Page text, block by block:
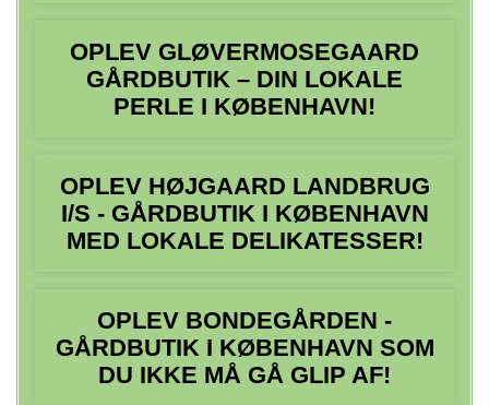
OPLEV GLØVERMOSEGAARD
GÅRDBUTIK – DIN LOKALE
PERLE I KØBENHAVN!
OPLEV HØJGAARD LANDBRUG
I/S - GÅRDBUTIK I KØBENHAVN
MED LOKALE DELIKATESSER!
OPLEV BONDEGÅRDEN -
GÅRDBUTIK I KØBENHAVN SOM
DU IKKE MÅ GÅ GLIP AF!